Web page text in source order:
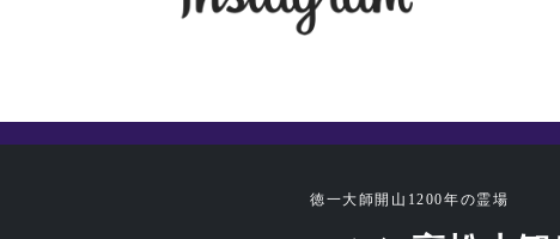
徳一大師開山1200年の霊場